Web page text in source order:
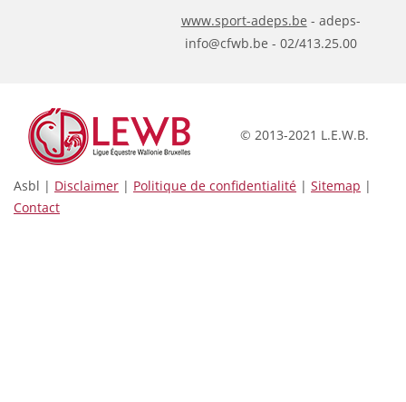
www.sport-adeps.be - adeps-
info@cfwb.be - 02/413.25.00
© 2013-2021 L.E.W.B.
Asbl | Disclaimer | Politique de confidentialité | Sitemap |
Contact